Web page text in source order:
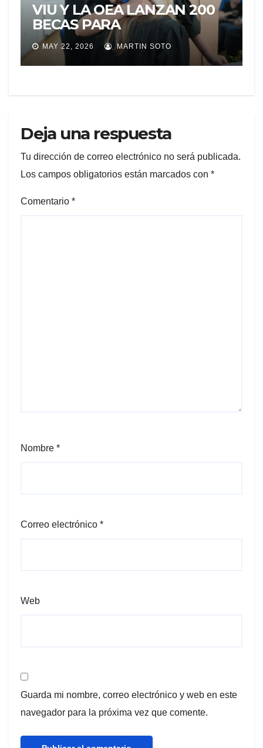
VIU Y LA OEA LANZAN 200
BECAS PARA
ECUATORIANOS QUE
DESEEN CURSAR
MAESTRÍAS ONLINE CON
MAY 22, 2026 MARTIN SOTO
Deja una respuesta
Tu dirección de correo electrónico no será publicada.
Los campos obligatorios están marcados con *
Comentario *
Nombre *
Correo electrónico *
Web
Guarda mi nombre, correo electrónico y web en este
navegador para la próxima vez que comente.